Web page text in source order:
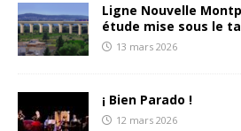
Ligne Nouvelle
étude mise sous le
13 mars 2026
¡ Bien Parado !
12 mars 2026